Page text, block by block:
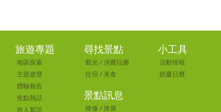
旅遊專題
地區探索
主題遊覽
體驗報告
焦點熱話
旅人絮語
尋找景點
觀光 /消費玩樂
住宿 / 美食
景點訊息
維修 /推廣
小工具
活動情報
節慶日曆